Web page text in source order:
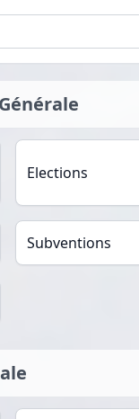
Elections
Subventions